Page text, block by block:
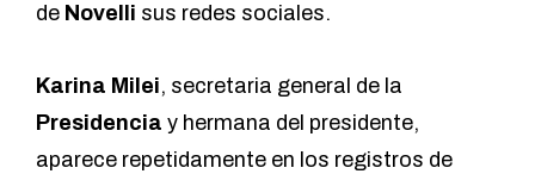
de Novelli sus redes sociales.
Karina Milei, secretaria general de la
Presidencia y hermana del presidente,
aparece repetidamente en los registros de